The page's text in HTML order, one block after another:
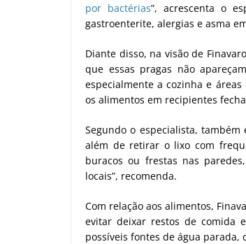
por bactérias”, acrescenta o
gastroenterite, alergias e asma
Diante disso, na visão de
que essas pragas não
especialmente a cozinha e
os alimentos em recipientes
Segundo o especialista,
além de retirar o lixo com
buracos ou frestas nas
locais”, recomenda.
Com relação aos alimentos,
evitar deixar restos de comida
possíveis fontes de água parada,